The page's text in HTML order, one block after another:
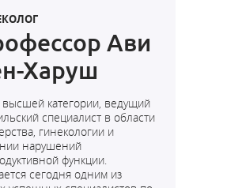
Ави
Харуш
категории, ведущий
специалист в области
гинекологии и
нарушений
функции.
сегодня одним из